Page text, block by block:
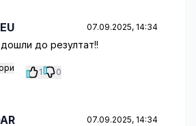
07.09.2025, 14:34
до резултат!!
1 0
07.09.2025, 14:34